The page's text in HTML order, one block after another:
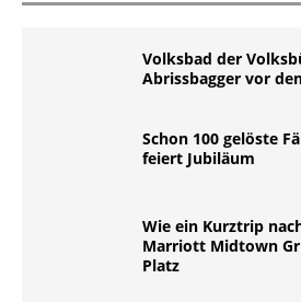
Volksbad der
Abrissbagger vor
Schon 100 gelöste
feiert Jubiläum
Wie ein Kurztrip
Marriott Midtown
Platz